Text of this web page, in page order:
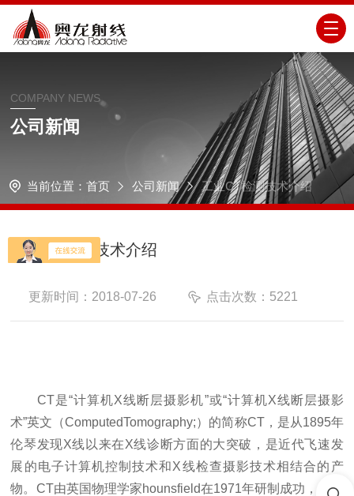
COMPANY NEWS
公司新闻
当前位置： 首页 公司新闻 工业CT检测技术介绍
工业CT检测技术介绍
更新时间：2018-07-26 点击次数：5221
CT是“计算机X线断层摄影机”或“计算机X线断层摄影
术”英文（ComputedTomography;）的简称CT，是从1895年
伦琴发现X线以来在X线诊断方面的大突破，是近代飞速发
展的电子计算机控制技术和X线检查摄影技术相结合的产
物。CT由英国物理学家hounsfield在1971年研制成功，先用